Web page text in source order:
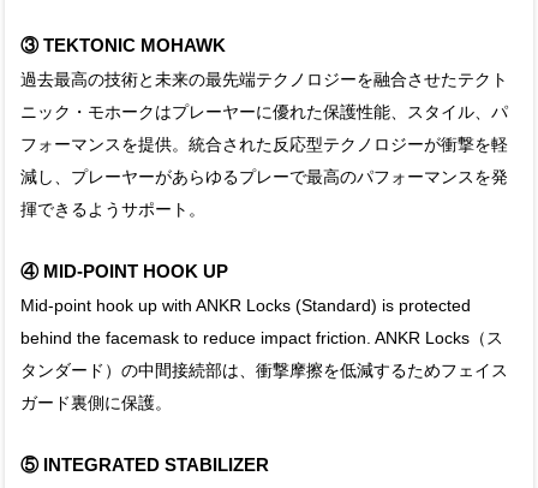
③ TEKTONIC MOHAWK
過去最高の技術と未来の最先端テクノロジーを融合させたテクト
ニック・モホークはプレーヤーに優れた保護性能、スタイル、パ
フォーマンスを提供。統合された反応型テクノロジーが衝撃を軽
減し、プレーヤーがあらゆるプレーで最高のパフォーマンスを発
揮できるようサポート。
④ MID-POINT HOOK UP
Mid-point hook up with ANKR Locks (Standard) is protected
behind the facemask to reduce impact friction. ANKR Locks（ス
タンダード）の中間接続部は、衝撃摩擦を低減するためフェイス
ガード裏側に保護。
⑤ INTEGRATED STABILIZER